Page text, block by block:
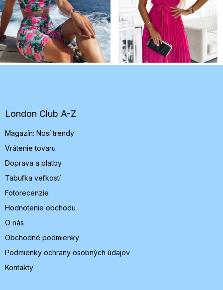
e
London Club A-Z
Magazín: Nosí trendy
Vrátenie tovaru
Doprava a platby
Tabuľka veľkostí
Fotorecenzie
Hodnotenie obchodu
O nás
Obchodné podmienky
Podmienky ochrany osobných údajov
Kontakty